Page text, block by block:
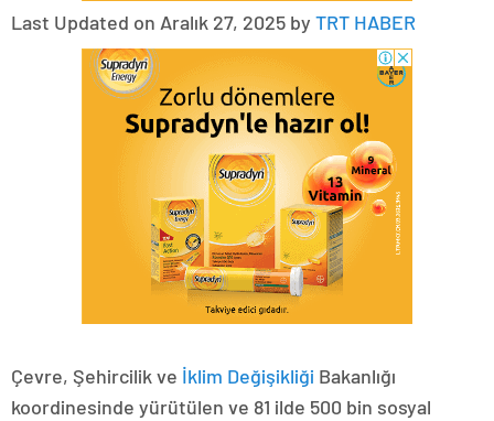
Last Updated on Aralık 27, 2025 by TRT HABER
Çevre, Şehircilik ve İklim Değişikliği Bakanlığı
koordinesinde yürütülen ve 81 ilde 500 bin sosyal